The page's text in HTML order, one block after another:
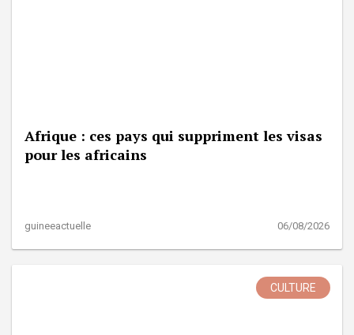
Afrique : ces pays qui suppriment les visas
pour les africains
guineeactuelle 06/08/2026
CULTURE